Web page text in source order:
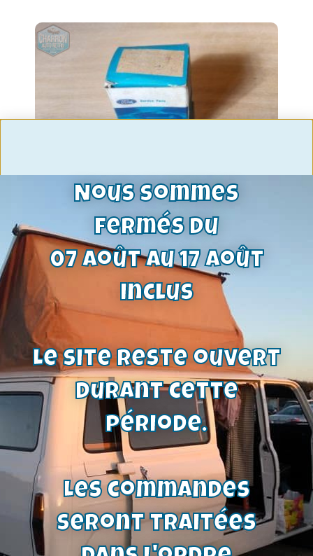
mécanisme fermeture droit pour TC1
coupé-fasback origine-ref : 1537785
59,00
Nous sommes
fermés du
07 août au 17 août
inclus
Le site reste ouvert
durant cette
période.
Les commandes
seront traitées